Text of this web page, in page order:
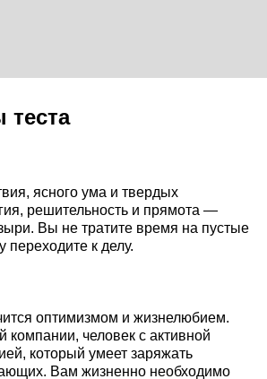
теста
ясного ума и твердых
решительность и прямота —
Вы не тратите время на пустые
переходите к делу.
оптимизмом и жизнелюбием.
человек с активной
который умеет заряжать
Вам жизненно необходимо